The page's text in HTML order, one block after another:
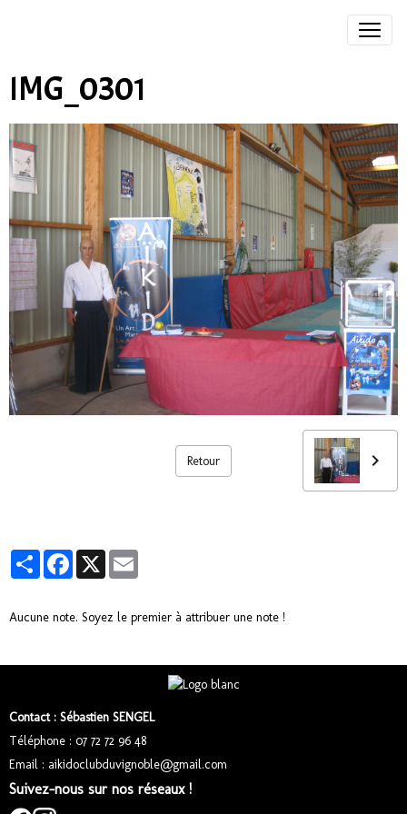
IMG_0301
Retour
PartagerFacebook
X
Aucune note. Soyez le premier à attribuer une note !
Contact : Sébastien SENGEL
Téléphone : 07 72 72 96 48
Email : aikidoclubduvignoble@gmail.com
Suivez-nous sur nos réseaux !